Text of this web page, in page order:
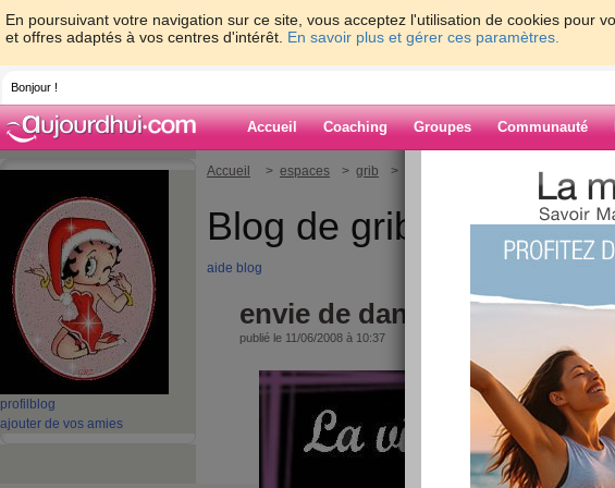
En poursuivant votre navigation sur ce site, vous acceptez l'utilisation de cookies pour
et offres adaptés à vos centres d'intérêt. En savoir plus et gérer ces paramètres.
Bonjour !
Accueil Coaching Groupes Communauté
profil blog
ajouter de vos amies
Accueil > espaces > grib > envie de danser !!!
Blog de grib
aide blog
envie de danser !!!
publié le 11/06/2008 à 10:37